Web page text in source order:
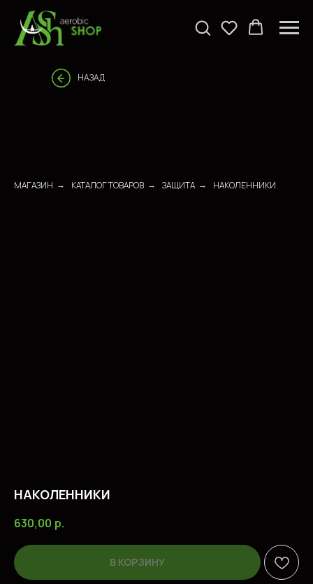
НАЗАД
МАГАЗИН → КАТАЛОГ ТОВАРОВ → ЗАЩИТА → НАКОЛЕННИКИ
НАКОЛЕННИКИ
630,00 р.
В КОРЗИНУ